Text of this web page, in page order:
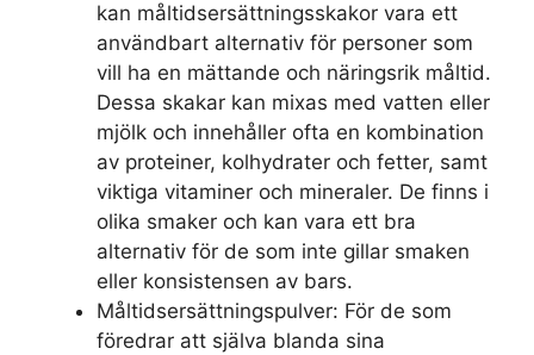
kan måltidsersättningsskakor vara ett
användbart alternativ för personer som
vill ha en mättande och näringsrik måltid.
Dessa skakar kan mixas med vatten eller
mjölk och innehåller ofta en kombination
av proteiner, kolhydrater och fetter, samt
viktiga vitaminer och mineraler. De finns i
olika smaker och kan vara ett bra
alternativ för de som inte gillar smaken
eller konsistensen av bars.
Måltidsersättningspulver: För de som
föredrar att själva blanda sina